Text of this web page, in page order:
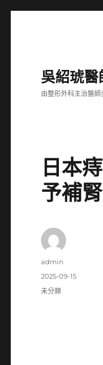
吳紹琥醫
由整形外科主治醫
日本
予補
作
admin
發
佈
2025-09-15
分
未分類